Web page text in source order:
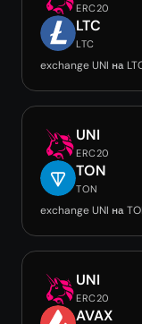
ERC20
LTC
LTC
exchange UNI на
UNI
ERC20
TON
TON
exchange UNI на
UNI
ERC20
AVAX